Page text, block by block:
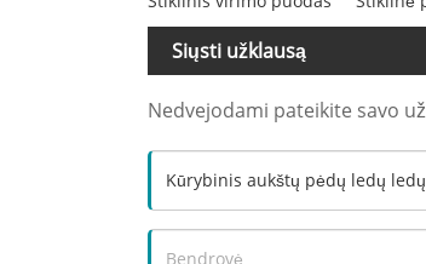
Siųsti užklausą
Nedvejodami pateikite savo